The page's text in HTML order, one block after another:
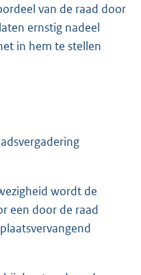
van de raad door
ernstig nadeel
in hem te stellen
wordt de
een door de raad